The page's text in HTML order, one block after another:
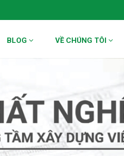
BLOG VỀ CHÚNG TÔI